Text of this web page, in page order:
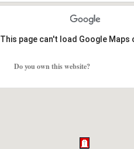
This page can't load Google
Do you own this website?